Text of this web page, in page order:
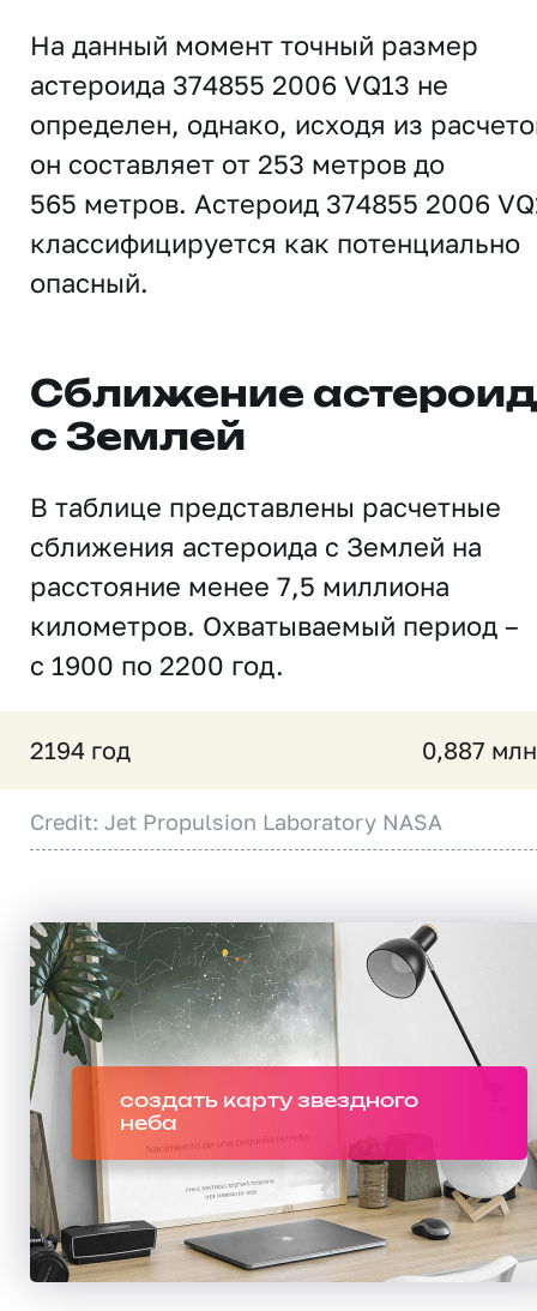
На данный момент точный размер
астероида 374855 2006 VQ13 не
определен, однако, исходя из
он составляет от 253 метров до
565 метров. Астероид 374855 2006
классифицируется как потенциально
опасный.
Сближение
с Землей
В таблице представлены расчетные
сближения астероида с Землей на
расстояние менее 7,5 миллиона
километров. Охватываемый период –
с 1900 по 2200 год.
2194 год 0,887
Credit: Jet Propulsion Laboratory NASA
создать карту звездного
неба